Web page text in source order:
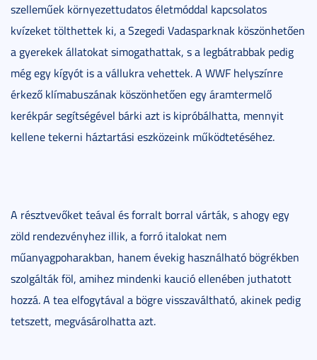
szelleműek környezettudatos életmóddal kapcsolatos
kvízeket tölthettek ki, a Szegedi Vadasparknak köszönhetően
a gyerekek állatokat simogathattak, s a legbátrabbak pedig
még egy kígyót is a vállukra vehettek. A WWF helyszínre
érkező klímabuszának köszönhetően egy áramtermelő
kerékpár segítségével bárki azt is kipróbálhatta, mennyit
kellene tekerni háztartási eszközeink működtetéséhez.
A résztvevőket teával és forralt borral várták, s ahogy egy
zöld rendezvényhez illik, a forró italokat nem
műanyagpoharakban, hanem évekig használható bögrékben
szolgálták föl, amihez mindenki kaució ellenében juthatott
hozzá. A tea elfogytával a bögre visszaváltható, akinek pedig
tetszett, megvásárolhatta azt.